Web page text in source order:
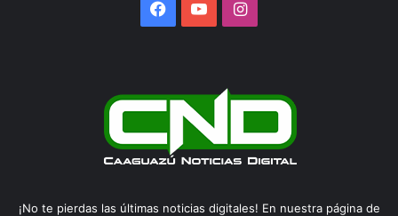
Facebook
YouTubeInstagram
¡No te pierdas las últimas noticias digitales! En nuestra página de